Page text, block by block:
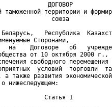
ДОГОВОР
таможенной территории и
союза
Республика
Сторонами,
на    Договоре   об
от 10 октября 2000 г.,
свободного перемещения
условий  торговли
а также развития
нижеследующем:
Статья 1